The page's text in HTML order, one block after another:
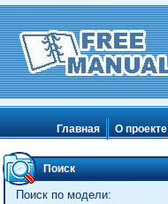
Главная О проекте
Поиск
Поиск по модели: